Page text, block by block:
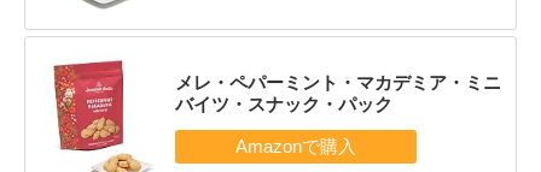
メレ・ペパーミント・マカデミア・ミニ
バイツ・スナック・パック